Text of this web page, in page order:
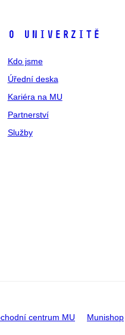
O univerzitě
Kdo jsme
Úřední deska
Kariéra na MU
Partnerství
Služby
centrum MU Munishop